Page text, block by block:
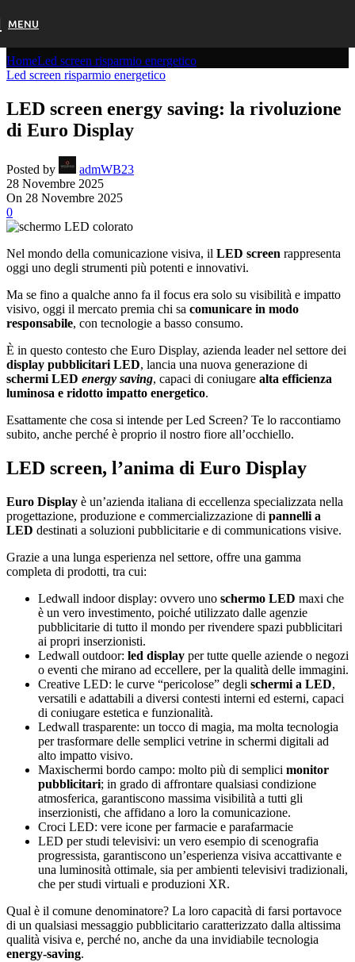
MENU
News
HomeLed screen risparmio energetico
Led screen risparmio energetico
LED screen energy saving: la rivoluzione
di Euro Display
Posted by
admWB23
28 Novembre 2025
On 28 Novembre 2025
0
Nel mondo della comunicazione visiva, il LED screen rappresenta
oggi uno degli strumenti più potenti e innovativi.
Ma se fino a qualche anno fa il focus era solo su visibilità e impatto
visivo, oggi il mercato premia chi sa comunicare in modo
responsabile, con tecnologie a basso consumo.
È in questo contesto che Euro Display, azienda leader nel settore dei
display pubblicitari LED, lancia una nuova generazione di
schermi LED energy saving, capaci di coniugare alta efficienza
luminosa e ridotto impatto energetico.
Esattamente che cosa si intende per Led Screen? Te lo raccontiamo
subito, anche perché è proprio il nostro fiore all’occhiello.
LED screen, l’anima di Euro Display
Euro Display è un’azienda italiana di eccellenza specializzata nella
progettazione, produzione e commercializzazione di pannelli a
LED destinati a soluzioni pubblicitarie e di communications visive.
Grazie a una lunga esperienza nel settore, offre una gamma
completa di prodotti, tra cui:
Ledwall indoor display: ovvero uno schermo LED maxi che
è un vero investimento, poiché utilizzato dalle agenzie
pubblicitarie di tutto il mondo per rivendere spazi pubblicitari
ai propri inserzionisti.
Ledwall outdoor: led display per tutte quelle aziende o negozi
o eventi che mirano ad eccellere, per la qualità delle immagini.
Creative LED: le curve “pericolose” degli schermi a LED,
versatili e adattabili a diversi contesti interni ed esterni, capaci
di coniugare estetica e funzionalità.
Ledwall trasparente: un tocco di magia, ma molta tecnologia
per trasformare delle semplici vetrine in schermi digitali ad
alto impatto visivo.
Maxischermi bordo campo: molto più di semplici monitor
pubblicitari; in grado di affrontare qualsiasi condizione
atmosferica, garantiscono massima visibilità a tutti gli
inserzionisti, che affidano a loro la comunicazione.
Croci LED: vere icone per farmacie e parafarmacie
LED per studi televisivi: un vero esempio di scenografia
progressista, garantiscono un’esperienza visiva accattivante e
una luminosità ottimale, sia per ambienti televisivi tradizionali,
che per studi virtuali e produzioni XR.
Qual è il comune denominatore? La loro capacità di farsi portavoce
di un qualsiasi messaggio pubblicitario caratterizzato dalla altissima
qualità visiva e, perché no, anche da una invidiabile tecnologia
energy-saving.